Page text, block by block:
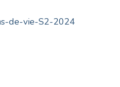
de-vie-S2-2024